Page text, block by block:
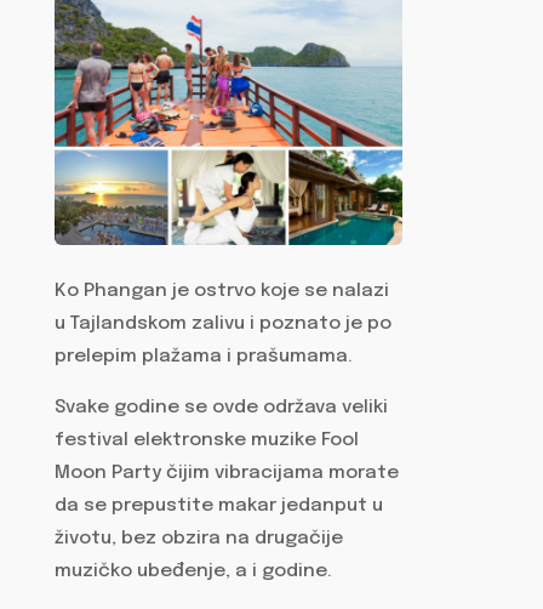
Ko Phangan je ostrvo koje se nalazi
u Tajlandskom zalivu i poznato je po
prelepim plažama i prašumama.
Svake godine se ovde održava veliki
festival elektronske muzike Fool
Moon Party čijim vibracijama morate
da se prepustite makar jedanput u
životu, bez obzira na drugačije
muzičko ubeđenje, a i godine.